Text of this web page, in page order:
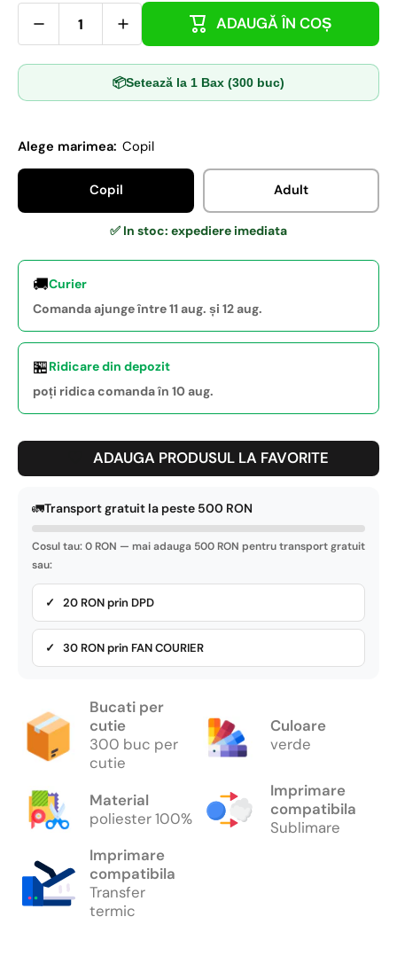
ADAUGĂ ÎN COȘ
📦Setează la 1 Bax (300 buc)
Alege marimea: Copil
Copil Adult
✅ In stoc: expediere imediata
🚚Curier
Comanda ajunge între 11 aug. și 12 aug.
🏪Ridicare din depozit
poți ridica comanda în 10 aug.
ADAUGA PRODUSUL LA FAVORITE
🚛Transport gratuit la peste 500 RON
Cosul tau: 0 RON — mai adauga 500 RON pentru transport gratuit
sau:
✓ 20 RON prin DPD
✓ 30 RON prin FAN COURIER
Bucati per
cutie
300 buc per
cutie
Culoare
verde
Material
poliester 100%
Imprimare
compatibila
Sublimare
Imprimare
compatibila
Transfer
termic